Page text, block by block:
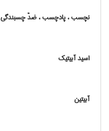
نچسب ، پادچسب ، ضدّ چسبندگی
اسید آبیتیک
آبیتین